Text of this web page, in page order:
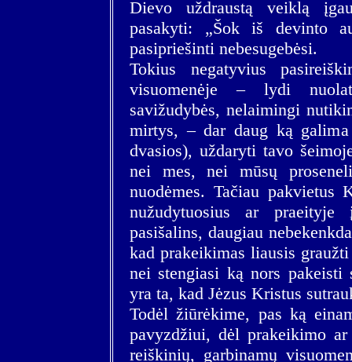
Dievo uždraustą veiklą
pasakyti: „Šok iš devinto
pasipriešinti nebesugebėsi.
Tokius negatyvius
visuomenėje – lydi
savižudybės, nelaimingi
mirtys, – dar daug ką
dvasios), uždaryti tavo
nei mes, nei mūsų
nuodėmes. Tačiau
nužudytuosius ar praeityje
pasišalins, daugiau
kad prakeikimas liausis
nei stengiasi ką nors pakeisti
yra ta, kad Jėzus Kristus
Todėl žiūrėkime, pas ką
pavyzdžiui, dėl prakeikimo
reiškinių, garbinamų